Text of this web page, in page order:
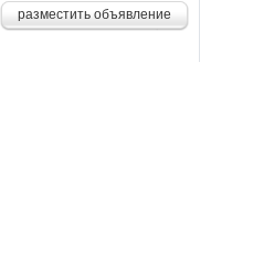
разместить объявление